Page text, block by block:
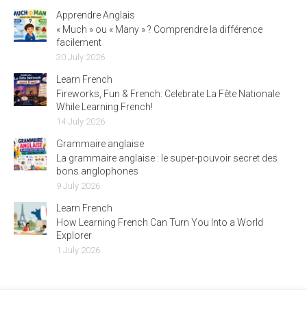
Apprendre Anglais
« Much » ou « Many » ? Comprendre la différence
facilement
30 July 2026
Learn French
Fireworks, Fun & French: Celebrate La Fête Nationale
While Learning French!
14 July 2026
Grammaire anglaise
La grammaire anglaise : le super-pouvoir secret des
bons anglophones
9 July 2026
Learn French
How Learning French Can Turn You Into a World
Explorer
1 July 2026